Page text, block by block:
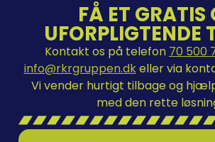
FÅ ET GRATIS
UFORPLIGTENDE
Kontakt os på telefon 70 500
info@rkrgruppen.dkeller via
Vi vender hurtigt tilbage og
med den rette